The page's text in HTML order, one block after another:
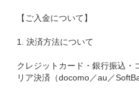
【ご入金について】
1. 決済方法について
クレジットカード・銀行振込・
リア決済（docomo／au／